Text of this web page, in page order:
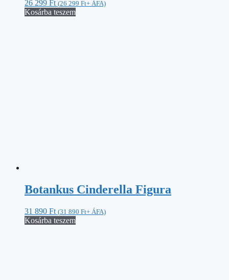
26 299 Ft (26 299 Ft+ ÁFA)
Kosárba teszem
Botankus Cinderella Figura
31 890 Ft (31 890 Ft+ ÁFA)
Kosárba teszem